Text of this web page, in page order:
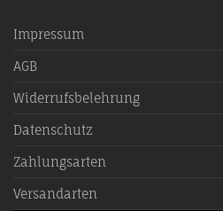
Impressum
AGB
Widerrufsbelehrung
Datenschutz
Zahlungsarten
Versandarten